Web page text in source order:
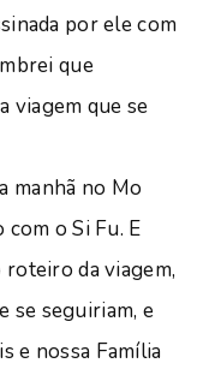
por ele com
que
viagem que se
no Mo
o Si Fu. E
da viagem,
se seguiriam, e
e nossa Família